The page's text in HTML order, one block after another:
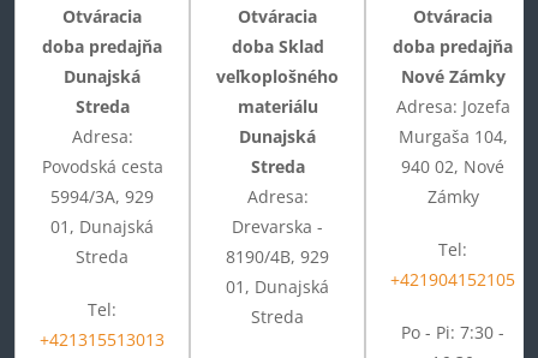
Otváracia
doba predajňa
Dunajská
Streda
Adresa:
Povodská cesta
5994/3A, 929
01, Dunajská
Streda
Tel:
+421315513013
Otváracia
doba Sklad
veľkoplošného
materiálu
Dunajská
Streda
Adresa:
Drevarska -
8190/4B, 929
01, Dunajská
Streda
Otváracia
doba predajňa
Nové Zámky
Adresa: Jozefa
Murgaša 104,
940 02, Nové
Zámky
Tel:
+421904152105
Po - Pi: 7:30 -